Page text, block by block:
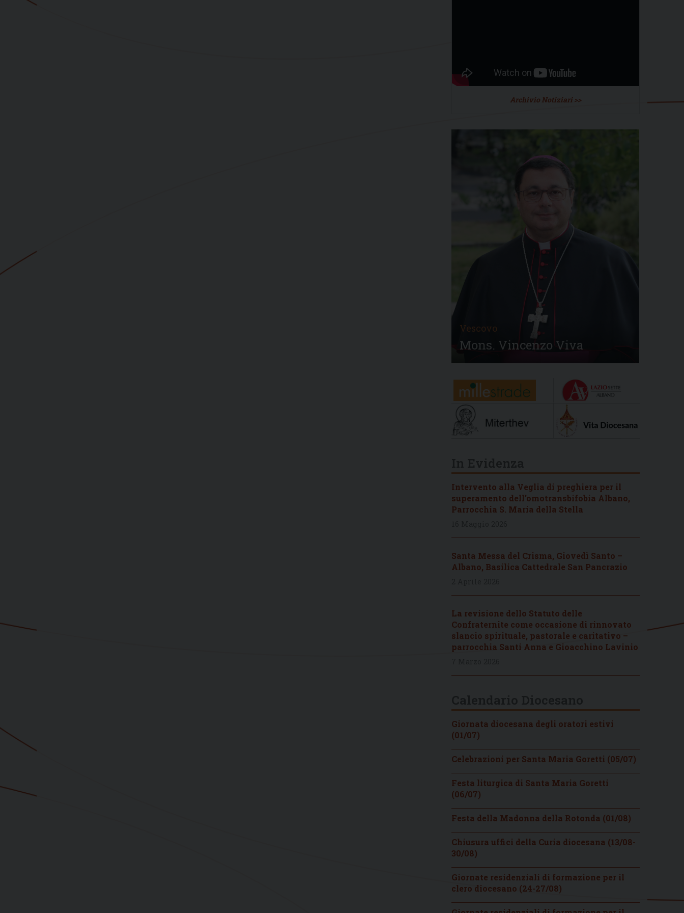
Archivio Notiziari >>
Vescovo
Mons. Vincenzo Viva
Intervento alla Veglia di preghiera per il
superamento dell’omotransbifobia Albano,
Parrocchia S. Maria della Stella
Santa Messa del Crisma, Giovedì Santo –
Albano, Basilica Cattedrale San Pancrazio
La revisione dello Statuto delle
Confraternite come occasione di rinnovato
slancio spirituale, pastorale e caritativo –
parrocchia Santi Anna e Gioacchino Lavinio
Giornata diocesana degli oratori estivi
(01/07)
Celebrazioni per Santa Maria Goretti (05/07)
Festa liturgica di Santa Maria Goretti
(06/07)
Festa della Madonna della Rotonda (01/08)
Chiusura uffici della Curia diocesana (13/08-
30/08)
Giornate residenziali di formazione per il
clero diocesano (24-27/08)